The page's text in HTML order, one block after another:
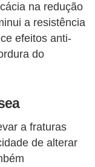
na redução
a resistência
efeitos anti-
do
a fraturas
de alterar